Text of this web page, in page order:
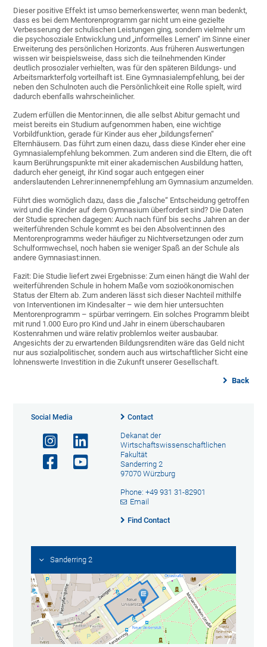
Dieser positive Effekt ist umso bemerkenswerter, wenn man bedenkt,
dass es bei dem Mentorenprogramm gar nicht um eine gezielte
Verbesserung der schulischen Leistungen ging, sondern vielmehr um
die psychosoziale Entwicklung und „informelles Lernen“ im Sinne einer
Erweiterung des persönlichen Horizonts. Aus früheren Auswertungen
wissen wir beispielsweise, dass sich die teilnehmenden Kinder
deutlich prosozialer verhielten, was für den späteren Bildungs- und
Arbeitsmarkterfolg vorteilhaft ist. Eine Gymnasialempfehlung, bei der
neben den Schulnoten auch die Persönlichkeit eine Rolle spielt, wird
dadurch ebenfalls wahrscheinlicher.
Zudem erfüllen die Mentor:innen, die alle selbst Abitur gemacht und
meist bereits ein Studium aufgenommen haben, eine wichtige
Vorbildfunktion, gerade für Kinder aus eher „bildungsfernen“
Elternhäusern. Das führt zum einen dazu, dass diese Kinder eher eine
Gymnasialempfehlung bekommen. Zum anderen sind die Eltern, die oft
kaum Berührungspunkte mit einer akademischen Ausbildung hatten,
dadurch eher geneigt, ihr Kind sogar auch entgegen einer
anderslautenden Lehrer:innenempfehlung am Gymnasium anzumelden.
Führt dies womöglich dazu, dass die „falsche“ Entscheidung getroffen
wird und die Kinder auf dem Gymnasium überfordert sind? Die Daten
der Studie sprechen dagegen: Auch nach fünf bis sechs Jahren an der
weiterführenden Schule kommt es bei den Absolvent:innen des
Mentorenprogramms weder häufiger zu Nichtversetzungen oder zum
Schulformwechsel, noch haben sie weniger Spaß an der Schule als
andere Gymnasiast:innen.
Fazit: Die Studie liefert zwei Ergebnisse: Zum einen hängt die Wahl der
weiterführenden Schule in hohem Maße vom sozioökonomischen
Status der Eltern ab. Zum anderen lässt sich dieser Nachteil mithilfe
von Interventionen im Kindesalter – wie dem hier untersuchten
Mentorenprogramm – spürbar verringern. Ein solches Programm bleibt
mit rund 1.000 Euro pro Kind und Jahr in einem überschaubaren
Kostenrahmen und wäre relativ problemlos weiter ausbaubar.
Angesichts der zu erwartenden Bildungsrenditen wäre das Geld nicht
nur aus sozialpolitischer, sondern auch aus wirtschaftlicher Sicht eine
lohnenswerte Investition in die Zukunft unserer Gesellschaft.
Back
Social Media Contact
Dekanat der
Wirtschaftswissenschaftlichen
Fakultät
Sanderring 2
97070 Würzburg
Phone: +49 931 31-82901
Email
Find Contact
Sanderring 2